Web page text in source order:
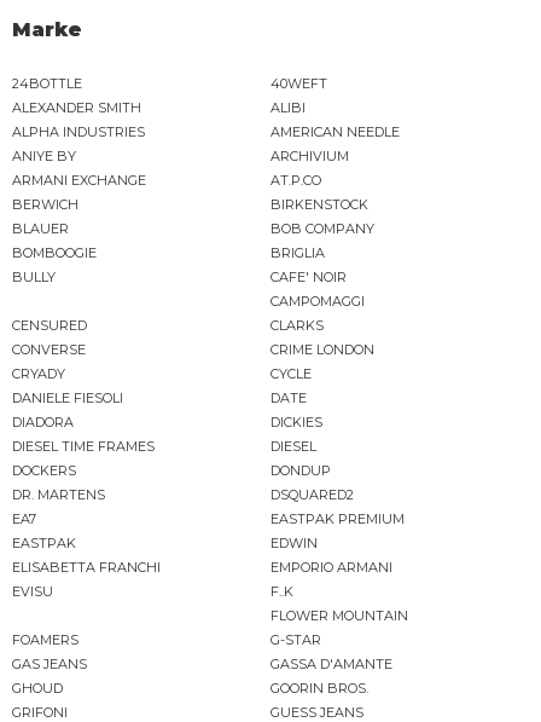
Marke
24BOTTLE
40WEFT
ALEXANDER SMITH
ALIBI
ALPHA INDUSTRIES
AMERICAN NEEDLE
ANIYE BY
ARCHIVIUM
ARMANI EXCHANGE
AT.P.CO
BERWICH
BIRKENSTOCK
BLAUER
BOB COMPANY
BOMBOOGIE
BRIGLIA
BULLY
CAFE' NOIR
CAMPOMAGGI
CENSURED
CLARKS
CONVERSE
CRIME LONDON
CRYADY
CYCLE
DANIELE FIESOLI
DATE
DIADORA
DICKIES
DIESEL TIME FRAMES
DIESEL
DOCKERS
DONDUP
DR. MARTENS
DSQUARED2
EA7
EASTPAK PREMIUM
EASTPAK
EDWIN
ELISABETTA FRANCHI
EMPORIO ARMANI
EVISU
F..K
FLOWER MOUNTAIN
FOAMERS
G-STAR
GAS JEANS
GASSA D'AMANTE
GHOUD
GOORIN BROS.
GRIFONI
GUESS JEANS